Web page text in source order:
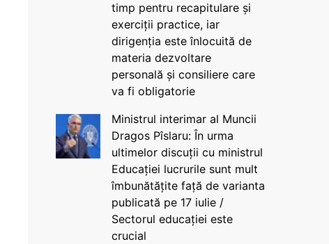
timp pentru recapitulare și
exerciții practice, iar
dirigenția este înlocuită de
materia dezvoltare
personală și consiliere care
va fi obligatorie
Ministrul interimar al Muncii
Dragos Pîslaru: În urma
ultimelor discuții cu ministrul
Educației lucrurile sunt mult
îmbunătățite față de varianta
publicată pe 17 iulie /
Sectorul educației este
crucial